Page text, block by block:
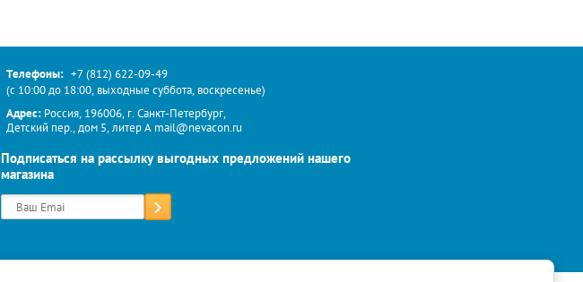
Телефоны: +7 (812) 622-09-49
(с 10:00 до 18:00, выходные суббота, воскресенье)
Адрес: Россия, 196006, г. Санкт-Петербург,
Детский пер., дом 5, литер А mail@nevacon.ru
Подписаться на рассылку выгодных предложений нашего
магазина